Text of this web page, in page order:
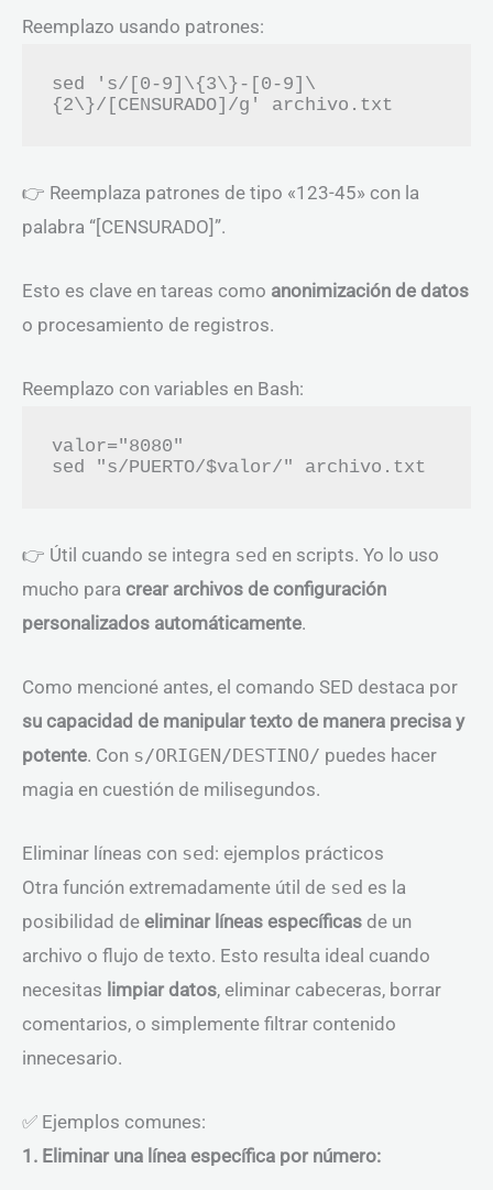
Reemplazo usando patrones:
sed 's/[0-9]\{3\}-[0-9]\
👉 Reemplaza patrones de tipo «123-45» con la
palabra “[CENSURADO]”.
Esto es clave en tareas como anonimización de datos
o procesamiento de registros.
Reemplazo con variables en Bash:
valor="8080"
👉 Útil cuando se integra sed en scripts. Yo lo uso
mucho para crear archivos de configuración
personalizados automáticamente.
Como mencioné antes, el comando SED destaca por
su capacidad de manipular texto de manera precisa y
potente. Con s/ORIGEN/DESTINO/ puedes hacer
magia en cuestión de milisegundos.
Eliminar líneas con sed : ejemplos prácticos
Otra función extremadamente útil de sed es la
posibilidad de eliminar líneas específicas de un
archivo o flujo de texto. Esto resulta ideal cuando
necesitas limpiar datos, eliminar cabeceras, borrar
comentarios, o simplemente filtrar contenido
innecesario.
✅ Ejemplos comunes:
1. Eliminar una línea específica por número: